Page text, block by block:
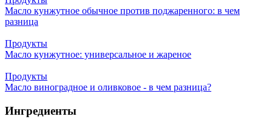
Масло кунжутное обычное против поджаренного: в чем
разница
Продукты
Масло кунжутное: универсальное и жареное
Продукты
Масло виноградное и оливковое - в чем разница?
Ингредиенты